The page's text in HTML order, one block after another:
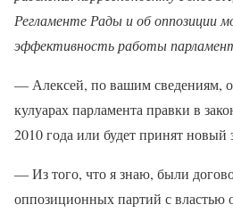
Регламенте Рады и об оппозиции
эффективность работы
— Алексей, по вашим сведениям,
кулуарах парламента правки в
2010 года или будет принят новый
— Из того, что я знаю, были
оппозиционных партий с властью